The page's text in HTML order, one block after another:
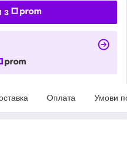
з
Оплата Умови